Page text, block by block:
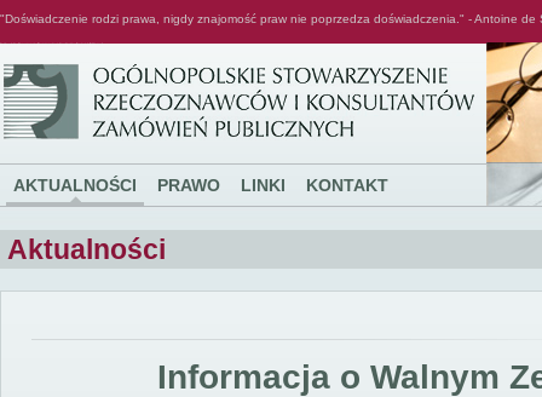
"Doświadczenie rodzi prawa, nigdy znajomość praw nie poprzedza doświadczenia." - Antoine de
AKTUALNOŚCI PRAWO LINKI KONTAKT
Aktualności
Informacja o Walnym